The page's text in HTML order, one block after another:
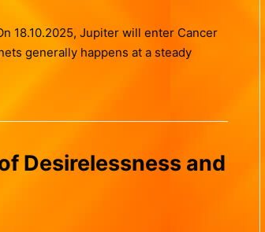
18.10.2025, Jupiter will enter Cancer
generally happens at a steady
Desirelessness and